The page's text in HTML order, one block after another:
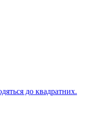
до квадратних.